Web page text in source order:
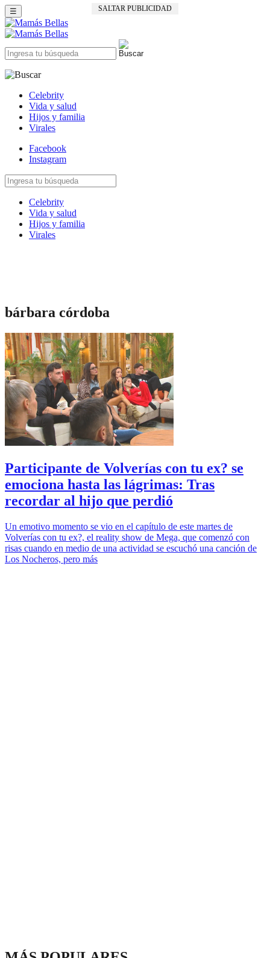
SALTAR PUBLICIDAD
☰
Celebrity
Vida y salud
Hijos y familia
Virales
Facebook
Instagram
Celebrity
Vida y salud
Hijos y familia
Virales
bárbara córdoba
Participante de Volverías con tu ex? se
emociona hasta las lágrimas: Tras
recordar al hijo que perdió
Un emotivo momento se vio en el capítulo de este martes de
Volverías con tu ex?, el reality show de Mega, que comenzó con
risas cuando en medio de una actividad se escuchó una canción de
Los Nocheros, pero más